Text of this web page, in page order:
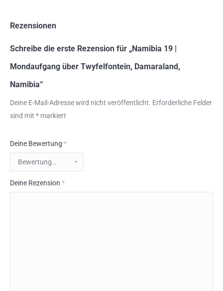
Rezensionen
Schreibe die erste Rezension für „Namibia 19 |
Mondaufgang über Twyfelfontein, Damaraland,
Namibia“
Deine E-Mail-Adresse wird nicht veröffentlicht. Erforderliche Felder
sind mit * markiert
Deine Bewertung *
Deine Rezension *